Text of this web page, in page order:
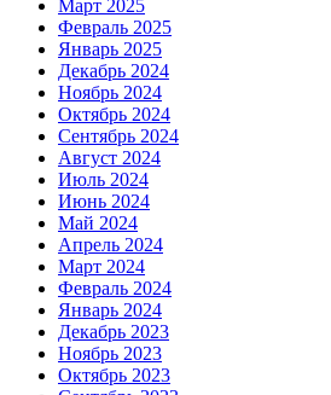
Март 2025
Февраль 2025
Январь 2025
Декабрь 2024
Ноябрь 2024
Октябрь 2024
Сентябрь 2024
Август 2024
Июль 2024
Июнь 2024
Май 2024
Апрель 2024
Март 2024
Февраль 2024
Январь 2024
Декабрь 2023
Ноябрь 2023
Октябрь 2023